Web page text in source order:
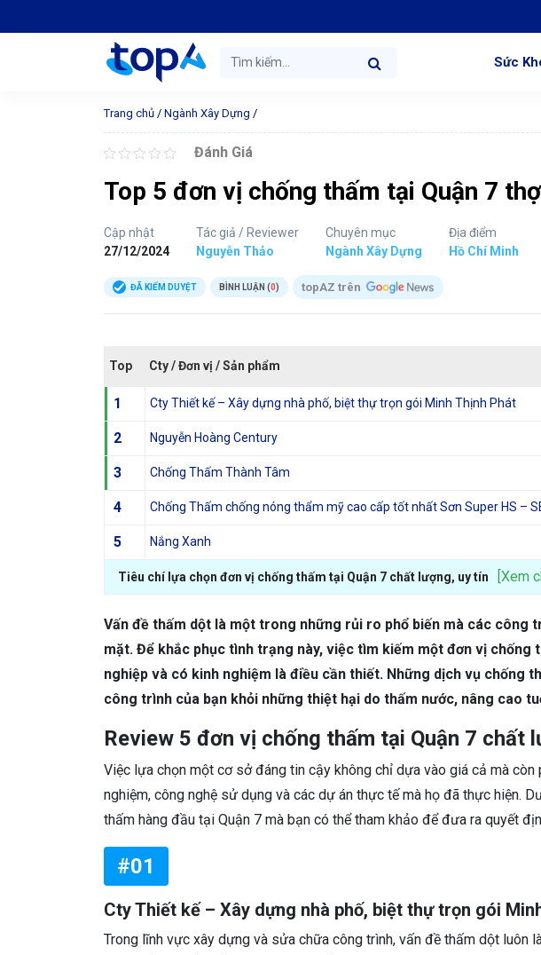
Sức
Trang chủ / Ngành Xây Dựng /
Đánh Giá
Top 5 đơn vị chống thấm tại Quận 7
Cập nhật
27/12/2024
Tác giả / Reviewer
Nguyễn Thảo
Chuyên mục
Ngành Xây Dựng
Địa điểm
Hồ Chí Minh
ĐÃ KIỂM DUYỆT BÌNH LUẬN (0) topAZ trên
Top Cty / Đơn vị / Sản phẩm
1 Cty Thiết kế – Xây dựng nhà phố, biệt thự trọn gói Minh Thịnh Phát
2 Nguyễn Hoàng Century
3 Chống Thấm Thành Tâm
4 Chống Thấm chống nóng thẩm mỹ cao cấp tốt nhất Sơn Super HS –
5 Nắng Xanh
Tiêu chí lựa chọn đơn vị chống thấm tại Quận 7 chất lượng, uy tín [Xem
Vấn đề thấm dột là một trong những rủi ro phổ biến mà các công
mặt. Để khắc phục tình trạng này, việc tìm kiếm một đơn vị chống
nghiệp và có kinh nghiệm là điều cần thiết. Những dịch vụ chống
công trình của bạn khỏi những thiệt hại do thấm nước, nâng cao
Review 5 đơn vị chống thấm tại Quận 7 chất
Việc lựa chọn một cơ sở đáng tin cậy không chỉ dựa vào giá cả mà
nghiệm, công nghệ sử dụng và các dự án thực tế mà họ đã thực hiện.
thấm hàng đầu tại Quận 7 mà bạn có thể tham khảo để đưa ra quyết
#01
Cty Thiết kế – Xây dựng nhà phố, biệt thự trọn gói
Trong lĩnh vực xây dựng và sửa chữa công trình, vấn đề thấm dột luôn